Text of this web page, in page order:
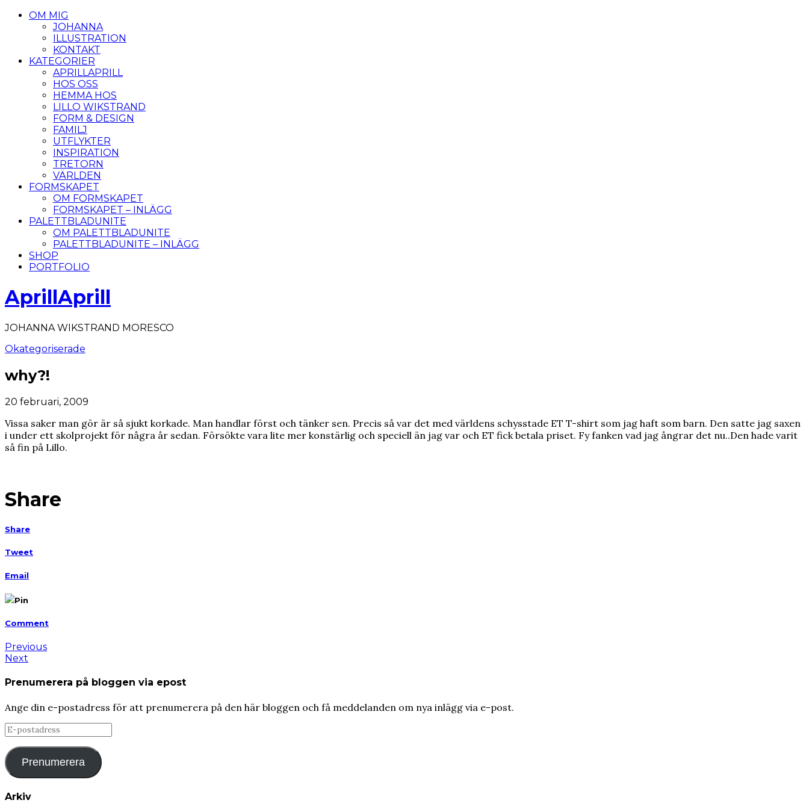
OM MIG
JOHANNA
ILLUSTRATION
KONTAKT
KATEGORIER
APRILLAPRILL
HOS OSS
HEMMA HOS
LILLO WIKSTRAND
FORM & DESIGN
FAMILJ
UTFLYKTER
INSPIRATION
TRETORN
VÄRLDEN
FORMSKAPET
OM FORMSKAPET
FORMSKAPET – INLÄGG
PALETTBLADUNITE
OM PALETTBLADUNITE
PALETTBLADUNITE – INLÄGG
SHOP
PORTFOLIO
AprillAprill
JOHANNA WIKSTRAND MORESCO
Okategoriserade
why?!
20 februari, 2009
Vissa saker man gör är så sjukt korkade. Man handlar först och tänker sen. Precis så var det med världens schysstade ET T-shirt som jag haft som barn. Den satte jag saxen
i under ett skolprojekt för några år sedan. Försökte vara lite mer konstärlig och speciell än jag var och ET fick betala priset. Fy fanken vad jag ångrar det nu..Den hade varit
så fin på Lillo.
Share
Share
Tweet
Email
Pin
Comment
Previous
Next
Prenumerera på bloggen via epost
Ange din e-postadress för att prenumerera på den här bloggen och få meddelanden om nya inlägg via e-post.
E-
postadress
Prenumerera
Arkiv